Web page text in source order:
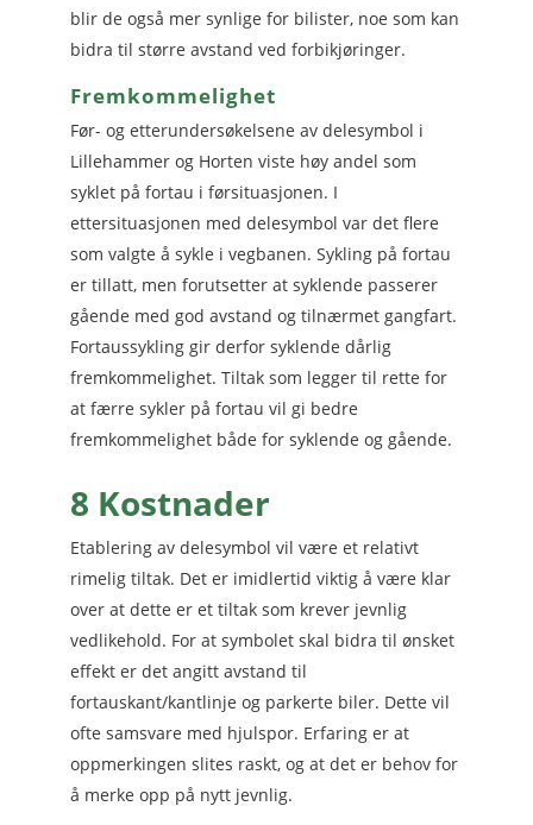
blir de også mer synlige for bilister, noe som kan
bidra til større avstand ved forbikjøringer.
Fremkommelighet
Før- og etterundersøkelsene av delesymbol i
Lillehammer og Horten viste høy andel som
syklet på fortau i førsituasjonen. I
ettersituasjonen med delesymbol var det flere
som valgte å sykle i vegbanen. Sykling på fortau
er tillatt, men forutsetter at syklende passerer
gående med god avstand og tilnærmet gangfart.
Fortaussykling gir derfor syklende dårlig
fremkommelighet. Tiltak som legger til rette for
at færre sykler på fortau vil gi bedre
fremkommelighet både for syklende og gående.
8 Kostnader
Etablering av delesymbol vil være et relativt
rimelig tiltak. Det er imidlertid viktig å være klar
over at dette er et tiltak som krever jevnlig
vedlikehold. For at symbolet skal bidra til ønsket
effekt er det angitt avstand til
fortauskant/kantlinje og parkerte biler. Dette vil
ofte samsvare med hjulspor. Erfaring er at
oppmerkingen slites raskt, og at det er behov for
å merke opp på nytt jevnlig.